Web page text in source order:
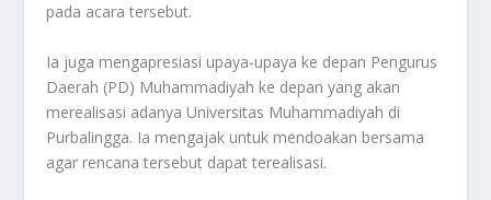
pada acara tersebut.
Ia juga mengapresiasi upaya-upaya ke depan Pengurus
Daerah (PD) Muhammadiyah ke depan yang akan
merealisasi adanya Universitas Muhammadiyah di
Purbalingga. Ia mengajak untuk mendoakan bersama
agar rencana tersebut dapat terealisasi.